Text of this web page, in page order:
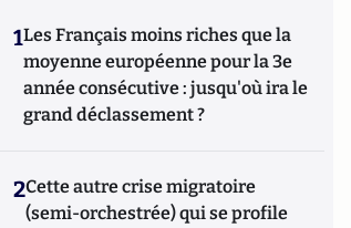
1Les Français moins riches que la
moyenne européenne pour la 3e
année consécutive : jusqu'où ira le
grand déclassement ?
2Cette autre crise migratoire
(semi-orchestrée) qui se profile